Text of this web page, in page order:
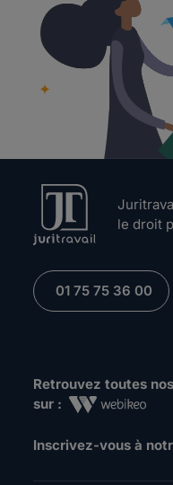
le droit
01 75 75 36 00
Retrouvez toutes
sur :
Inscrivez-vous à